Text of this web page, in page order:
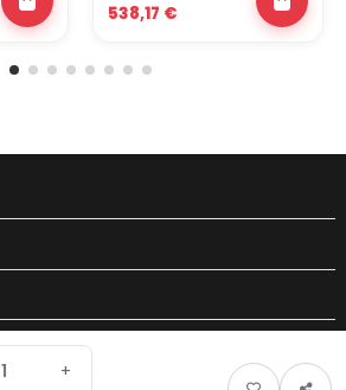
+
538,17 €